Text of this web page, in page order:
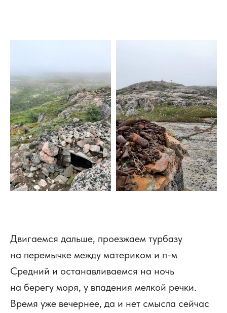
Двигаемся дальше, проезжаем турбазу
на перемычке между материком и п-м
Средний и останавливаемся на ночь
на берегу моря, у впадения мелкой речки.
Время уже вечернее, да и нет смысла сейчас